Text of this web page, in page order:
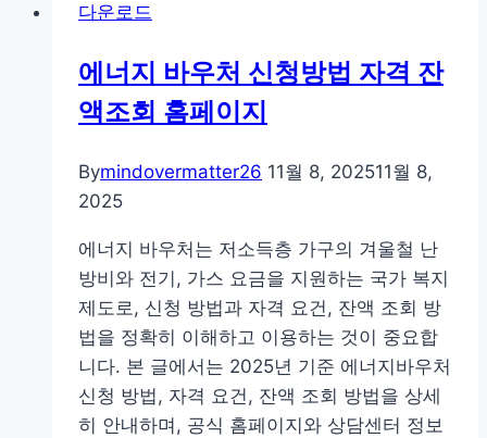
이
지
플
트
다운로드
에너지 바우처 신청방법 자격 잔
액조회 홈페이지
Bymindovermatter26 11월 8, 202511월 8,
2025
에너지 바우처는 저소득층 가구의 겨울철 난
방비와 전기, 가스 요금을 지원하는 국가 복지
제도로, 신청 방법과 자격 요건, 잔액 조회 방
법을 정확히 이해하고 이용하는 것이 중요합
니다. 본 글에서는 2025년 기준 에너지바우처
신청 방법, 자격 요건, 잔액 조회 방법을 상세
히 안내하며, 공식 홈페이지와 상담센터 정보